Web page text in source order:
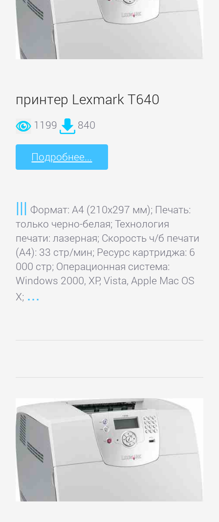
принтер Lexmark T640
1199 840
Подробнее...
Формат: A4 (210x297 мм); Печать:
только черно-белая; Технология
печати: лазерная; Скорость ч/б печати
(А4): 33 стр/мин; Ресурс картриджа: 6
000 стр; Операционная система:
Windows 2000, XP, Vista, Apple Mac OS
X;
Основное
Регистрация
Вход
Контакты
МФУ
Brother
Canon
Develop